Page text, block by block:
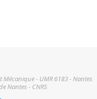
Mécanique - UMR 6183 - Nantes
Nantes - CNRS